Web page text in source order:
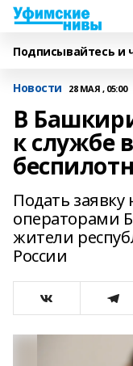
Подписывайтесь и
Новости 28 МАЯ , 05:00
В
к службе
Подать
операторами
жители
России